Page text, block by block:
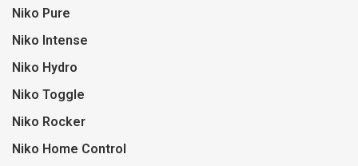
Niko Pure
Niko Intense
Niko Hydro
Niko Toggle
Niko Rocker
Niko Home Control